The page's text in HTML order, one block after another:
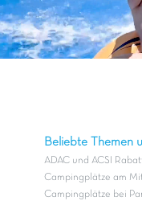
Beliebte Themen
ADAC und ACSI
Campingplätze am
Campingplätze bei